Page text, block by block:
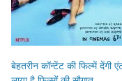
बेहतरीन कॉन्टेंट की फिल्में देंगी